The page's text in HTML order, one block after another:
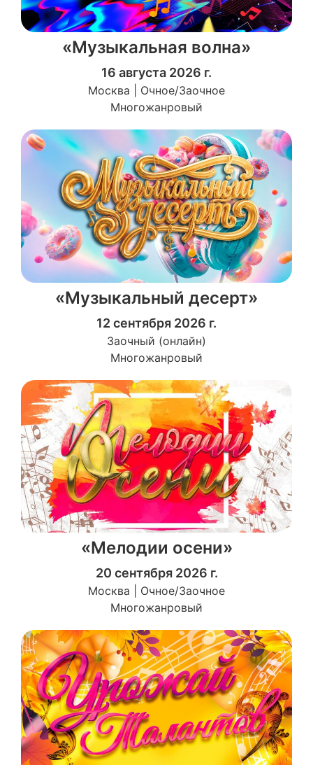
«Музыкальная волна»
16 августа 2026 г.
Москва | Очное/Заочное
Многожанровый
«Музыкальный десерт»
12 сентября 2026 г.
Заочный (онлайн)
Многожанровый
«Мелодии осени»
20 сентября 2026 г.
Москва | Очное/Заочное
Многожанровый